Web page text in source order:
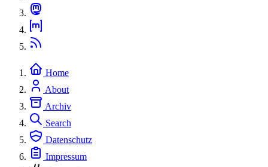
Home
About
Archiv
Search
Datenschutz
Impressum